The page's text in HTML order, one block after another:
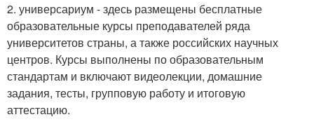
2. универсариум - здесь размещены бесплатные
образовательные курсы преподавателей ряда
университетов страны, а также российских научных
центров. Курсы выполнены по образовательным
стандартам и включают видеолекции, домашние
задания, тесты, групповую работу и итоговую
аттестацию.